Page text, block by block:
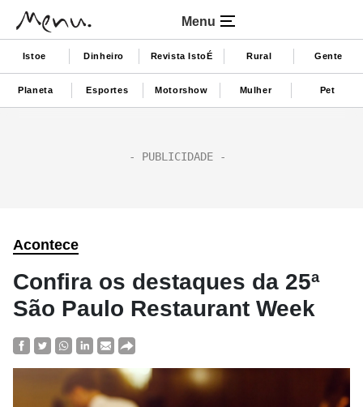
Menu
Istoe Dinheiro Revista IstoÉ Rural Gente
Planeta Esportes Motorshow Mulher Pet
Acontece
Confira os destaques da 25ª
São Paulo Restaurant Week